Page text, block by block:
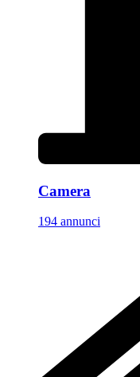
Camera
194 annunci